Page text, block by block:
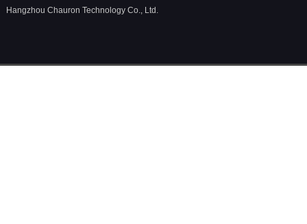
Hangzhou Chauron Technology Co., Ltd.